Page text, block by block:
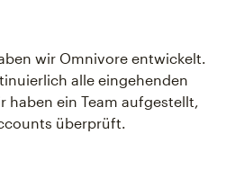
wir Omnivore entwickelt.
alle eingehenden
haben ein Team aufgestellt,
überprüft.